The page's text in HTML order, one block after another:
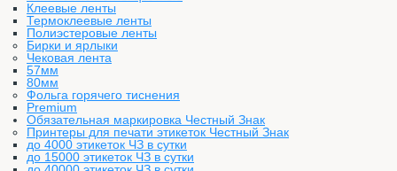
Клеевые ленты
Термоклеевые ленты
Полиэстеровые ленты
Бирки и ярлыки
Чековая лента
57мм
80мм
Фольга горячего тиснения
Premium
Обязательная маркировка Честный Знак
Принтеры для печати этикеток Честный Знак
до 4000 этикеток ЧЗ в сутки
до 15000 этикеток ЧЗ в сутки